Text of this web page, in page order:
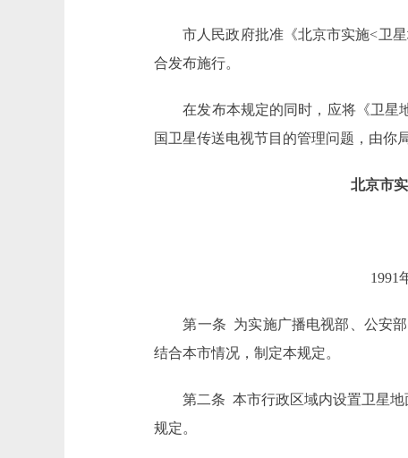
市人民政府批准《北京市实施<卫星
合发布施行。
在发布本规定的同时，应将《卫星地
国卫星传送电视节目的管理问题，由你
北京市
1991
第一条 为实施广播电视部、公安部
结合本市情况，制定本规定。
第二条 本市行政区域内设置卫星地
规定。